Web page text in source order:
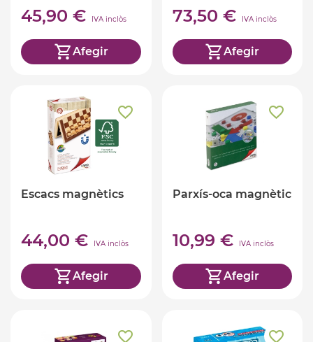
45,90 € IVA inclòs
Afegir
73,50 € IVA inclòs
Afegir
Escacs magnètics
44,00 € IVA inclòs
Afegir
Parxís-oca magnètic
10,99 € IVA inclòs
Afegir